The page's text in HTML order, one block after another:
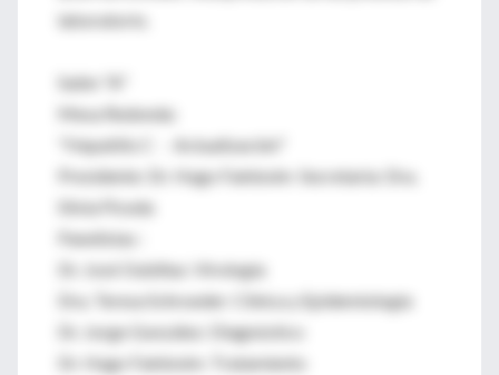
laboratorio.
Salón "A"
Mesa Redonda:
"Hepatitis C - Actualización"
Presidente: Dr. Hugo Fainboim Secretaria: Dra.
Silvia Piceda
Panelistas :
Dr. José Oubiñas: Virología
Dra. Teresa Schroeder: Clínica y Epidemiología
Dr. Jorge González: Diagnóstico
Dr. Hugo Fainboim: Tratamiento